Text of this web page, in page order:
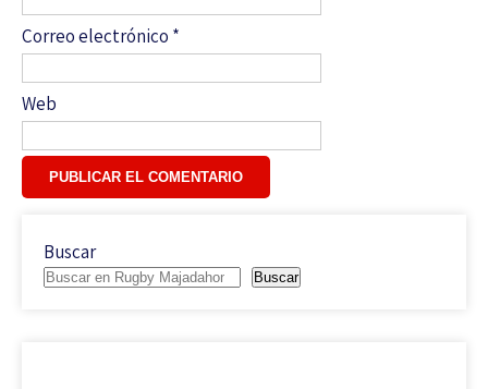
Correo electrónico *
Web
Buscar
Buscar